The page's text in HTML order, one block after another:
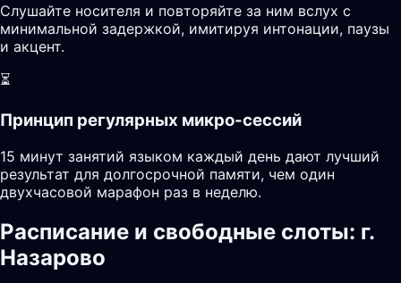
Слушайте носителя и повторяйте за ним вслух с
минимальной задержкой, имитируя интонации, паузы
и акцент.
⏳
Принцип регулярных микро-сессий
15 минут занятий языком каждый день дают лучший
результат для долгосрочной памяти, чем один
двухчасовой марафон раз в неделю.
Расписание и свободные слоты: г.
Назарово